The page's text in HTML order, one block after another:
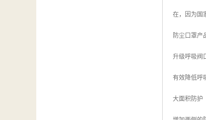
在，因为国
防尘口罩产
升级呼吸阀
有效降低呼
大面积防护